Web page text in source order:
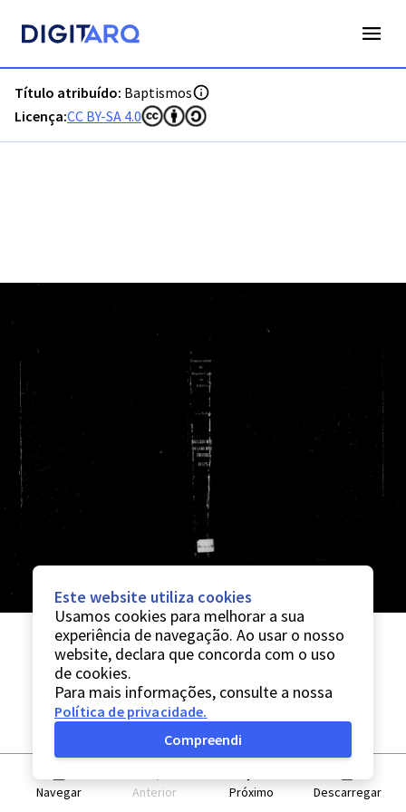
Título atribuído: Baptismos
Licença:CC BY-SA 4.0
Navegar Anterior Próximo Descarregar
Este website utiliza cookies
Usamos cookies para melhorar a sua
experiência de navegação. Ao usar o nosso
website, declara que concorda com o uso
de cookies.
Para mais informações, consulte a nossa
Política de privacidade.
Compreendi